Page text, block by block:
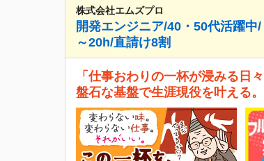
株式会社エムズプロ
開発エンジニア/40・50代活躍
～20h/直請け8割
「仕事おわりの一杯が浸みる
盤石な基盤で生涯現役を叶える。